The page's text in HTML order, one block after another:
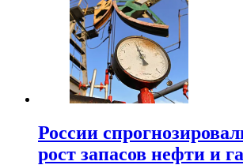
России
рост запасов нефти и